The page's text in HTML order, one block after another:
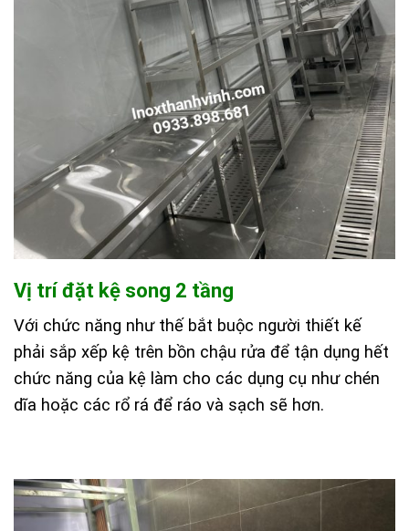
Vị trí đặt kệ song 2 tầng
Với chức năng như thế bắt buộc người thiết kế
phải sắp xếp kệ trên bồn chậu rửa để tận dụng hết
chức năng của kệ làm cho các dụng cụ như chén
dĩa hoặc các rổ rá để ráo và sạch sẽ hơn.